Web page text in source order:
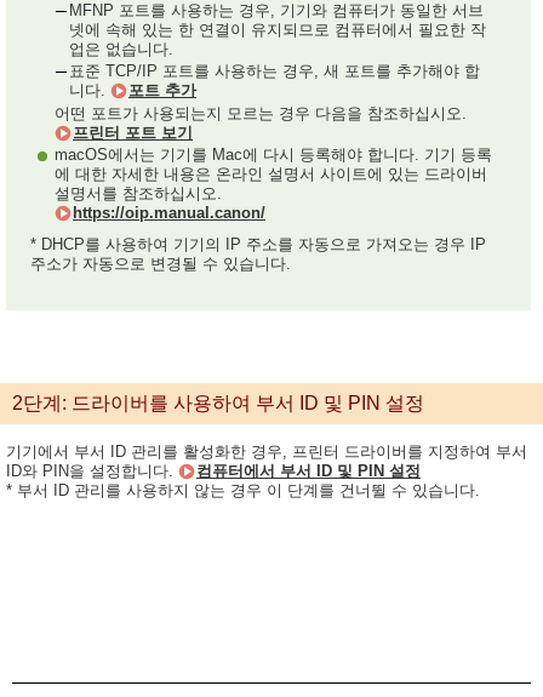
MFNP 포트를 사용하는 경우, 기기와 컴퓨터가 동일한 서브
넷에 속해 있는 한 연결이 유지되므로 컴퓨터에서 필요한 작
업은 없습니다.
표준 TCP/IP 포트를 사용하는 경우, 새 포트를 추가해야 합
니다.
포트 추가
어떤 포트가 사용되는지 모르는 경우 다음을 참조하십시오.
프린터 포트 보기
macOS에서는 기기를 Mac에 다시 등록해야 합니다. 기기 등록
에 대한 자세한 내용은 온라인 설명서 사이트에 있는 드라이버
설명서를 참조하십시오.
https://oip.manual.canon/
* DHCP를 사용하여 기기의 IP 주소를 자동으로 가져오는 경우 IP
주소가 자동으로 변경될 수 있습니다.
2단계: 드라이버를 사용하여 부서 ID 및 PIN 설정
기기에서 부서 ID 관리를 활성화한 경우, 프린터 드라이버를 지정하여 부서
ID와 PIN을 설정합니다.
컴퓨터에서 부서 ID 및 PIN 설정
* 부서 ID 관리를 사용하지 않는 경우 이 단계를 건너뛸 수 있습니다.